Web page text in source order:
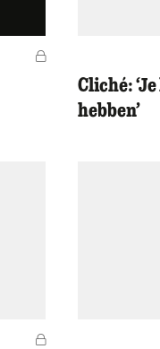
Voor leden
Cliché:
hebben’
Voor leden